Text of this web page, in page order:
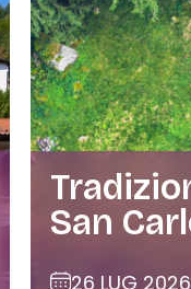
San
26 LUG 2026